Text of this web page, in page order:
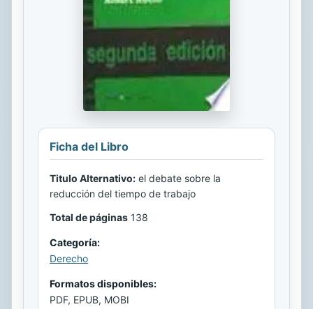
Ficha del Libro
Titulo Alternativo: el debate sobre la
reducción del tiempo de trabajo
Total de páginas 138
Categoría:
Derecho
Formatos disponibles:
PDF, EPUB, MOBI